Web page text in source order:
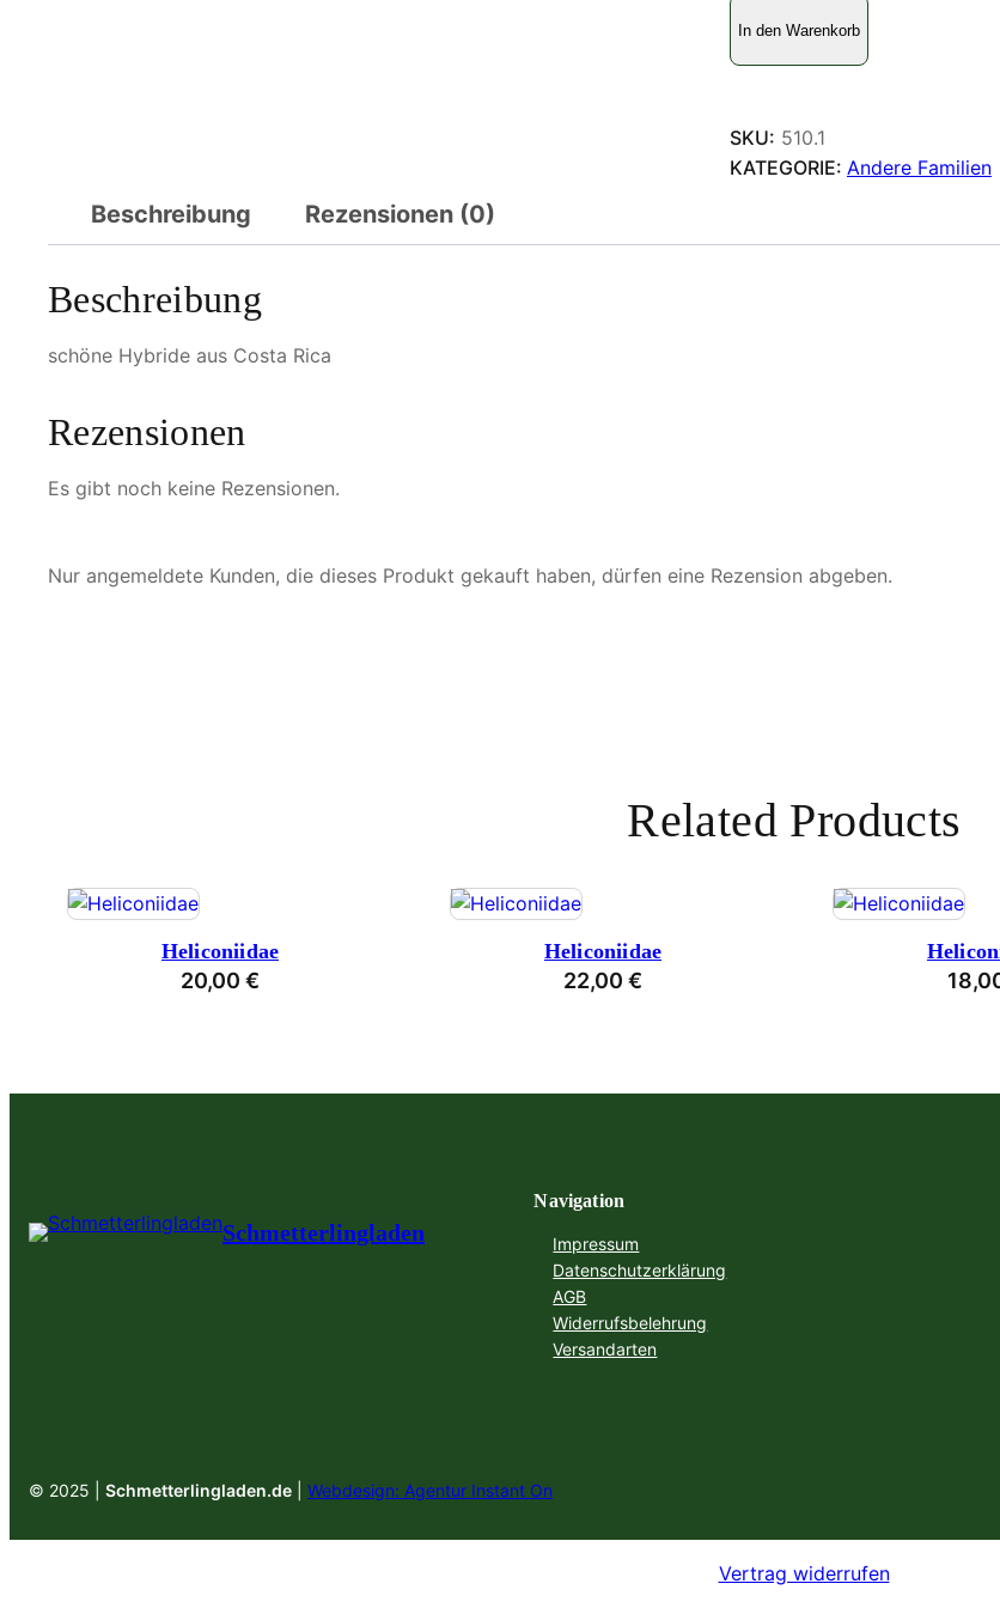
H
l
c
o
i
In den Warenkorb
SKU: 510.1
KATEGORIE: Andere Familien
Beschreibung Rezensionen (0)
Beschreibung
schöne Hybride aus Costa Rica
Rezensionen
Es gibt noch keine Rezensionen.
Nur angemeldete Kunden, die dieses Produkt gekauft haben, dürfen eine Rezension abgeben.
Related Products
Heliconiidae
20,00 €
Heliconiidae
22,00 €
Schmetterlingladen
Navigation
Impressum
Datenschutzerklärung
AGB
Widerrufsbelehrung
Versandarten
© 2025 | Schmetterlingladen.de Webdesign: Agentur Instant On
Vertrag widerrufen